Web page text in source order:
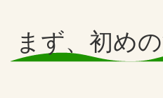
まず、初め